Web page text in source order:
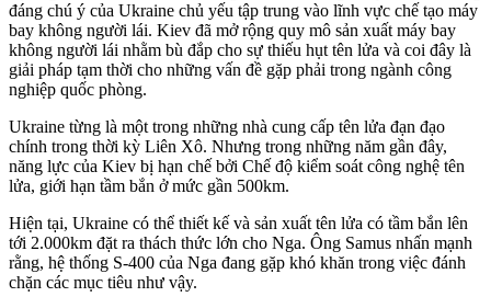
đáng chú ý của Ukraine chủ yếu tập trung vào lĩnh vực chế tạo máy
bay không người lái. Kiev đã mở rộng quy mô sản xuất máy bay
không người lái nhằm bù đắp cho sự thiếu hụt tên lửa và coi đây là
giải pháp tạm thời cho những vấn đề gặp phải trong ngành công
nghiệp quốc phòng.
Ukraine từng là một trong những nhà cung cấp tên lửa đạn đạo
chính trong thời kỳ Liên Xô. Nhưng trong những năm gần đây,
năng lực của Kiev bị hạn chế bởi Chế độ kiểm soát công nghệ tên
lửa, giới hạn tầm bắn ở mức gần 500km.
Hiện tại, Ukraine có thể thiết kế và sản xuất tên lửa có tầm bắn lên
tới 2.000km đặt ra thách thức lớn cho Nga. Ông Samus nhấn mạnh
rằng, hệ thống S-400 của Nga đang gặp khó khăn trong việc đánh
chặn các mục tiêu như vậy.